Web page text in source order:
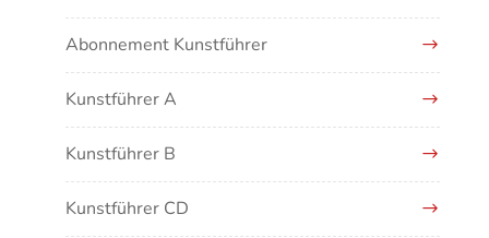
Übergreifende Darstellungen
Abonnement Kunstführer
Kunstführer A
Kunstführer B
Kunstführer CD